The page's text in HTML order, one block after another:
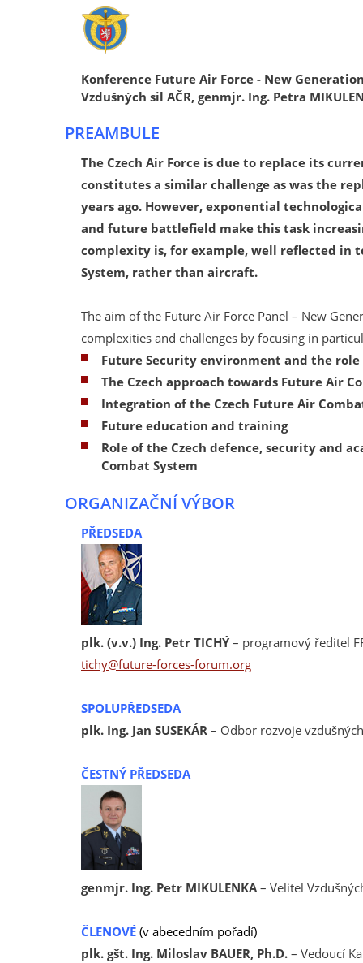
Konference Future Air Force - New
Vzdušných sil AČR, genmjr. Ing. Petra
PREAMBULE
The Czech Air Force is due to replace its
constitutes a similar challenge as was the
years ago. However, exponential
and future battlefield make this task
complexity is, for example, well reflected in
System, rather than aircraft.
The aim of the Future Air Force Panel – New
complexities and challenges by focusing in
Future Security environment and the
The Czech approach towards Future Air
Integration of the Czech Future Air
Future education and training
Role of the Czech defence, security and
Combat System
ORGANIZAČNÍ VÝBOR
PŘEDSEDA
plk. (v.v.) Ing. Petr TICHÝ – programový ředitel
tichy@future-forces-forum.org
SPOLUPŘEDSEDA
plk. Ing. Jan SUSEKÁR – Odbor rozvoje
ČESTNÝ PŘEDSEDA
genmjr. Ing. Petr MIKULENKA– Velitel
ČLENOVÉ (v abecedním pořadí)
plk. gšt. Ing. Miloslav BAUER, Ph.D. – Vedoucí